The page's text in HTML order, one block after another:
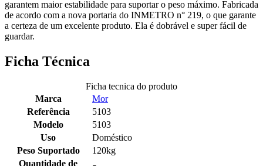
garantem maior estabilidade para suportar o peso máximo. Fabricada
de acordo com a nova portaria do INMETRO n° 219, o que garante
a certeza de um excelente produto. Ela é dobrável e super fácil de
guardar.
Ficha Técnica
Ficha tecnica do produto
Marca
Mor
Referência
5103
Modelo
5103
Uso
Doméstico
Peso Suportado
120kg
Quantidade de